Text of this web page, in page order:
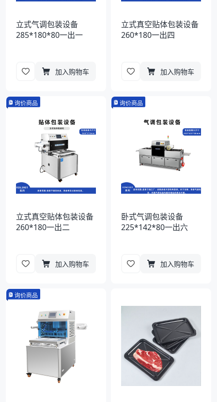
立式气调包装设备
285*180*80一出一
加入购物车
立式真空贴体包装设备
260*180一出四
加入购物车
询价商品
立式真空贴体包装设备
260*180一出二
加入购物车
询价商品
卧式气调包装设备
225*142*80一出六
加入购物车
询价商品